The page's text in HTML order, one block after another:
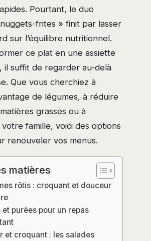
Pourtant, le duo
frites » finit par lasser
sur l’équilibre nutritionnel.
ce plat en une assiette
il suffit de regarder au-delà
Que vous cherchiez à
de légumes, à réduire
grasses ou à
famille, voici des options
renouveler vos menus.
matières
rôtis : croquant et douceur
et purées pour un repas
et croquant : les salades